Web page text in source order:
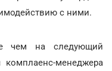
с ними.
чем на следующий
менеджера